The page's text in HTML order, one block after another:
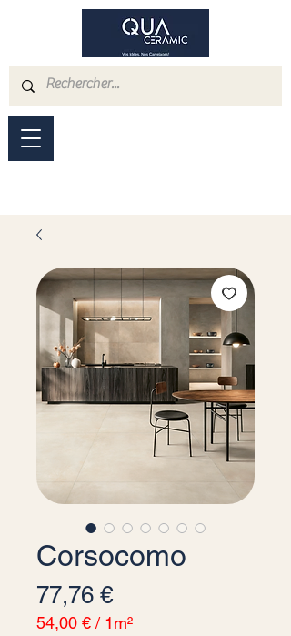
Corsocomo
77,76 €Precio
54,00 € / 1m²